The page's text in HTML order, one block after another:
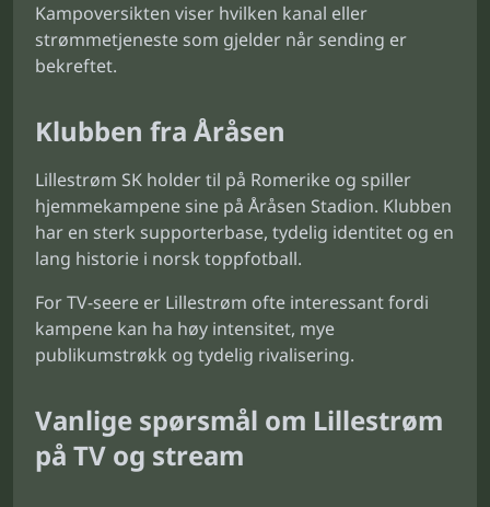
Kampoversikten viser hvilken kanal eller
strømmetjeneste som gjelder når sending er
bekreftet.
Klubben fra Åråsen
Lillestrøm SK holder til på Romerike og spiller
hjemmekampene sine på Åråsen Stadion. Klubben
har en sterk supporterbase, tydelig identitet og en
lang historie i norsk toppfotball.
For TV-seere er Lillestrøm ofte interessant fordi
kampene kan ha høy intensitet, mye
publikumstrøkk og tydelig rivalisering.
Vanlige spørsmål om Lillestrøm
på TV og stream